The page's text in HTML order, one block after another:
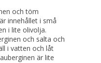
och töm
innehållet i små
i lite olivolja.
och salta och
i vatten och låt
är lite